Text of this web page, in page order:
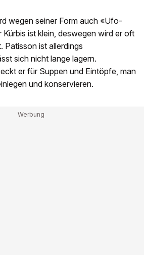
wegen seiner Form auch «Ufo-
Kürbis ist klein, deswegen wird er oft
Patisson ist allerdings
sich nicht lange lagern.
er für Suppen und Eintöpfe, man
und konservieren.